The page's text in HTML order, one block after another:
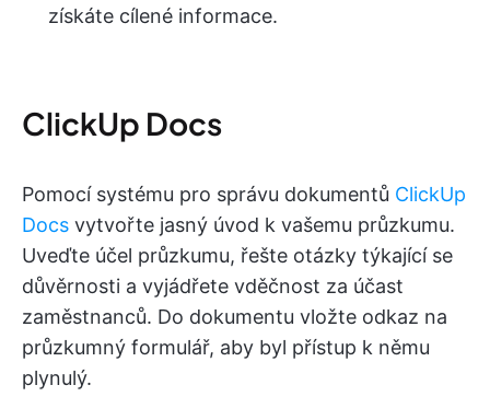
získáte cílené informace.
ClickUp Docs
Pomocí systému pro správu dokumentů ClickUp
Docs vytvořte jasný úvod k vašemu průzkumu.
Uveďte účel průzkumu, řešte otázky týkající se
důvěrnosti a vyjádřete vděčnost za účast
zaměstnanců. Do dokumentu vložte odkaz na
průzkumný formulář, aby byl přístup k němu
plynulý.